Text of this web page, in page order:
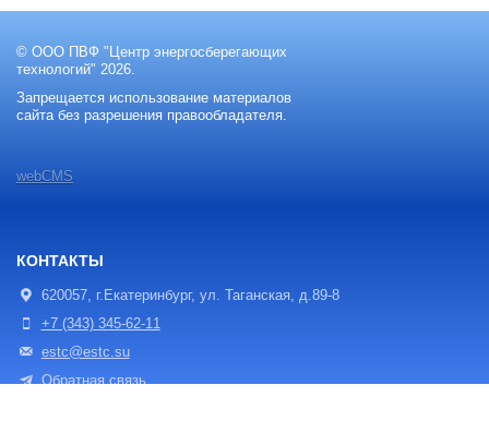
© ООО ПВФ "Центр энергосберегающих
технологий" 2026.
Запрещается использование материалов
сайта без разрешения правообладателя.
webCMS
КОНТАКТЫ
620057, г.Екатеринбург, ул. Таганская, д.89-8
+7 (343) 345-62-11
estc@estc.su
Обратная связь